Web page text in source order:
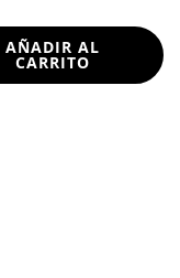
AÑADIR AL
CARRITO